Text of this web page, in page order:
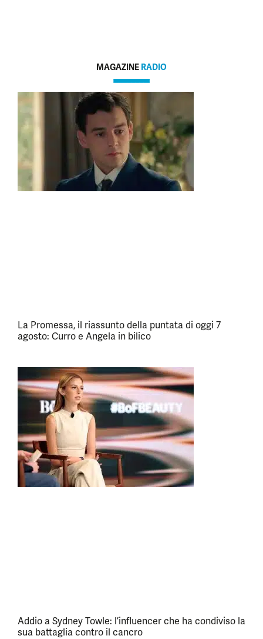
MAGAZINE RADIO
La Promessa, il riassunto della puntata di oggi 7
agosto: Curro e Angela in bilico
Addio a Sydney Towle: l’influencer che ha condiviso la
sua battaglia contro il cancro